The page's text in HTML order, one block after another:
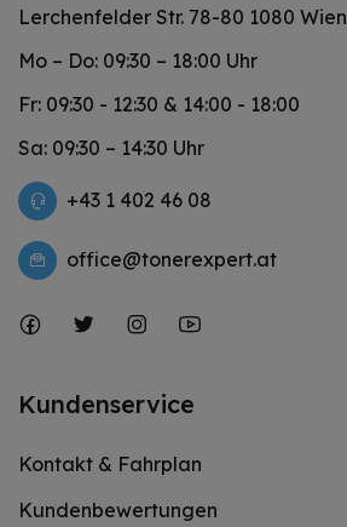
Lerchenfelder Str. 78-80 1080 Wien
Mo – Do: 09:30 – 18:00 Uhr
Fr: 09:30 - 12:30 & 14:00 - 18:00
Sa: 09:30 – 14:30 Uhr
+43 1 402 46 08
office@tonerexpert.at
Kundenservice
Kontakt & Fahrplan
Kundenbewertungen